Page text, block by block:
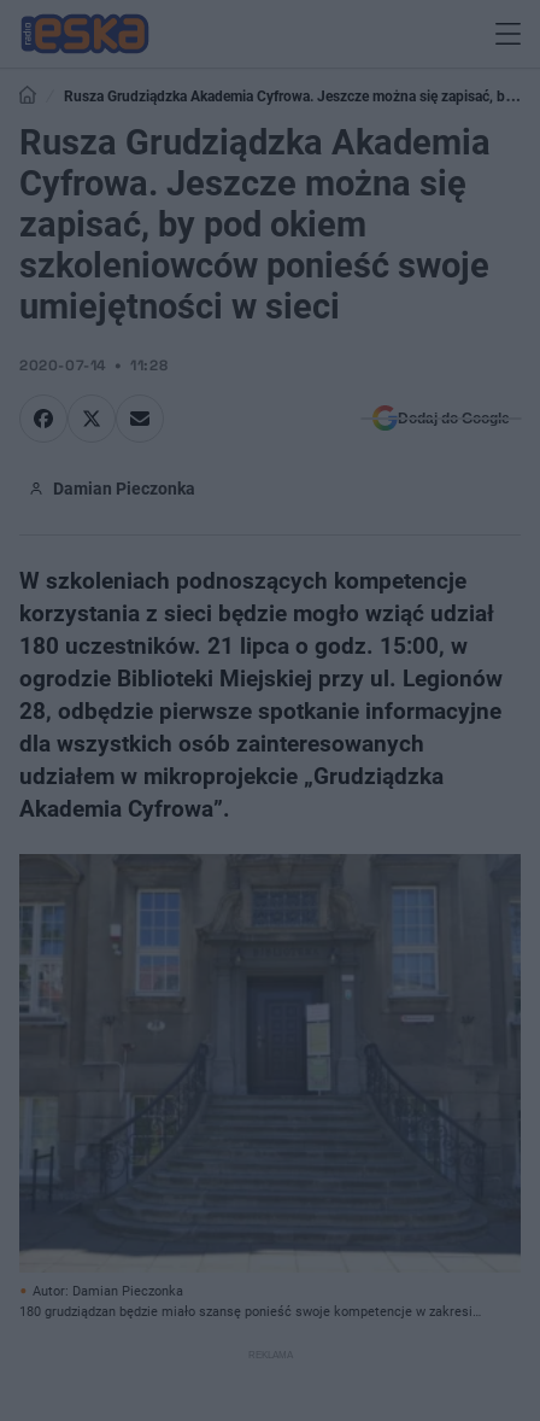
Rusza Grudziądzka Akademia Cyfrowa. Jeszcze można się zapisać, by
pod okiem szkoleniowców ponieść swoje umiejętności w sieci
Rusza Grudziądzka Akademia
Cyfrowa. Jeszcze można się
zapisać, by pod okiem
szkoleniowców ponieść swoje
umiejętności w sieci
2020-07-14 11:28
Dodaj do Google
Damian Pieczonka
W szkoleniach podnoszących kompetencje
korzystania z sieci będzie mogło wziąć udział
180 uczestników. 21 lipca o godz. 15:00, w
ogrodzie Biblioteki Miejskiej przy ul. Legionów
28, odbędzie pierwsze spotkanie informacyjne
dla wszystkich osób zainteresowanych
udziałem w mikroprojekcie „Grudziądzka
Akademia Cyfrowa”.
Autor: Damian Pieczonka
180 grudziądzan będzie miało szansę ponieść swoje kompetencje w zakresie